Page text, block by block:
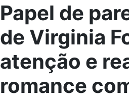
Papel de
de Virginia
atenção e
romance